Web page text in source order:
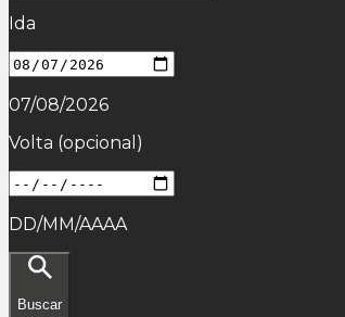
Ida
07/08/2026
Volta (opcional)
DD/MM/AAAA
Buscar